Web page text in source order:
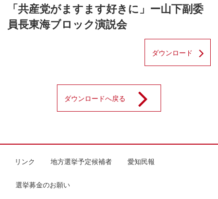
「共産党がますます好きに」ー山下副委
員長東海ブロック演説会
ダウンロード
ダウンロードへ戻る
リンク 地方選挙予定候補者 愛知民報
選挙募金のお願い